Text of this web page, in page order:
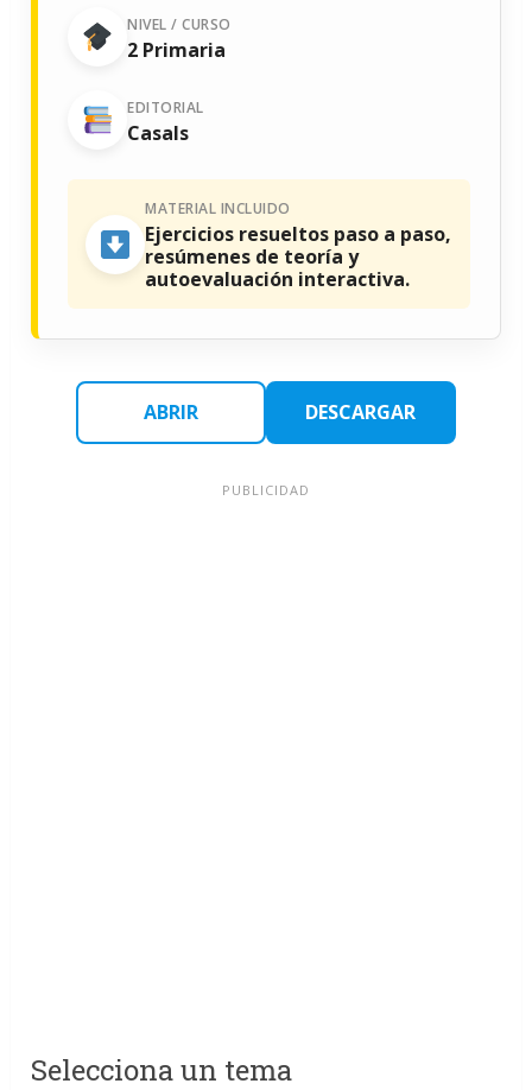
NIVEL / CURSO
2 Primaria
EDITORIAL
Casals
MATERIAL INCLUIDO
Ejercicios resueltos paso a paso,
resúmenes de teoría y
autoevaluación interactiva.
ABRIR DESCARGAR
Selecciona un tema